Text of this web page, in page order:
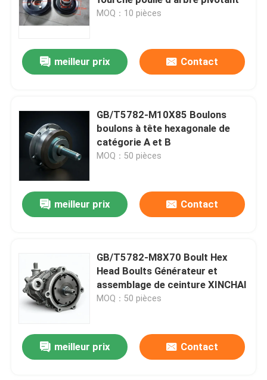
À la maison
Vidéos
Visite de l'usine
MOQ：10 pièces
meilleur prix Contact
GB/T5782-M10X85 Boulons
boulons à tête hexagonale de
catégorie A et B
MOQ：50 pièces
meilleur prix Contact
GB/T5782-M8X70 Boult Hex
Head Boults Générateur et
assemblage de ceinture XINCHAI
MOQ：50 pièces
meilleur prix Contact